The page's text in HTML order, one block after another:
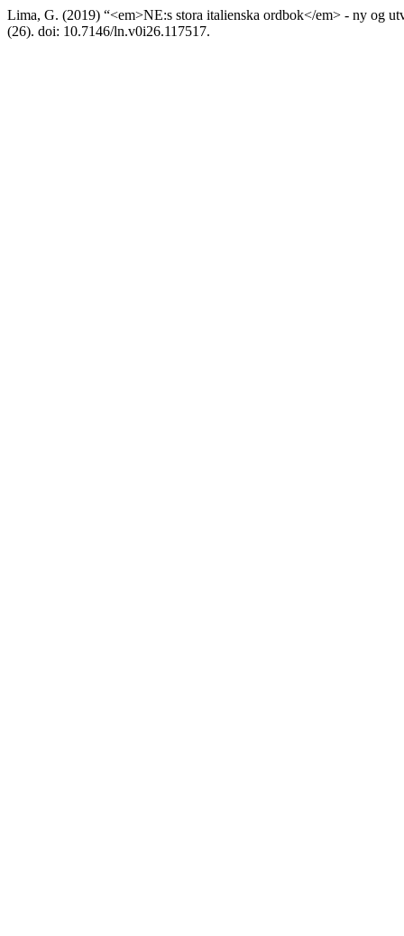
Lima, G. (2019) “<em>NE:s stora italienska ordbok</em> - ny og
(26). doi: 10.7146/ln.v0i26.117517.